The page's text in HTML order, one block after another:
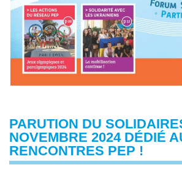
PARUTION DU
NOVEMBRE 2024 DÉDIÉ
RENCONTRES PEP !